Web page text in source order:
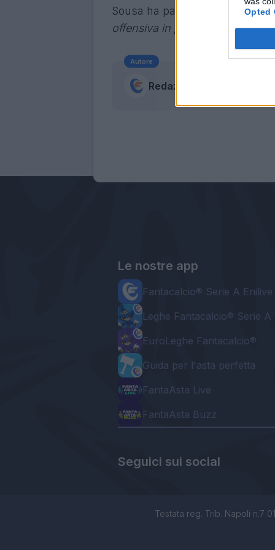
Opted
Sousa ha parlato del cambio
offensiva in più sulla corsia
Autore
Redazione Fantacalcio.it
Le nostre app
Fantacalcio® Serie A Enilive
Leghe Fantacalcio® Serie A
EuroLeghe Fantacalcio®
Guida per l'asta perfetta
FantaAsta Live
FantaAsta Buzz
Seguici sui social
Testata reg. Trib. Napoli n.7